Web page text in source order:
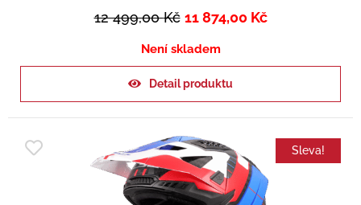
12 499,00Kč 11 874,00 Kč
Není skladem
Detail produktu
Sleva!